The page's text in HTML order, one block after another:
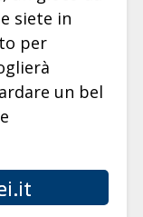
siete in
per
un bel